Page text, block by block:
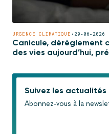
URGENCE CLIMATIQUE • 29-06-2026
Canicule, dérèglement
des vies aujourd’hui,
Suivez les actualités
Abonnez-vous à la